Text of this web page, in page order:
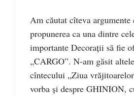
Am căutat cîteva argumente
propunerea ca una dintre
importante Decoraţii să fie
„CARGO”. N-am găsit
cîntecului „Ziua
vorba şi despre GHINION,